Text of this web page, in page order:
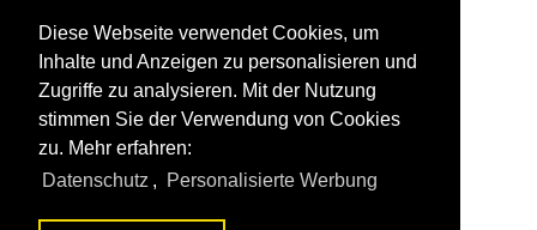
Diese Webseite verwendet Cookies, um
Inhalte und Anzeigen zu personalisieren und
Zugriffe zu analysieren. Mit der Nutzung
stimmen Sie der Verwendung von Cookies
zu. Mehr erfahren:
Datenschutz , Personalisierte Werbung